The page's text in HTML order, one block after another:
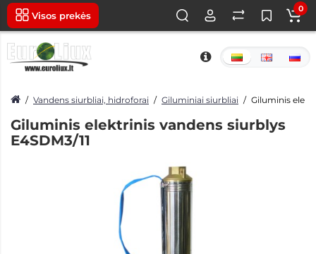
Visos prekės
0
Vandens siurbliai, hidroforai Giluminiai siurbliai Giluminis
Giluminis elektrinis vandens siurblys
E4SDM3/11